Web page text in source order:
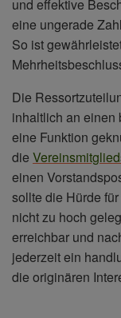
und effektive
eine ungerade
So ist
Die
inhaltlich an einen
eine Funktion
die
einen
sollte die Hürde
nicht zu hoch
erreichbar und
jederzeit ein
die originären